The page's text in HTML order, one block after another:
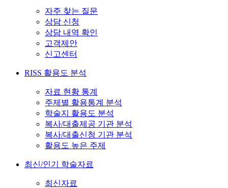
자주 찾는 질문
상담 신청
상담 내역 확인
고객제안
신고센터
RISS 활용도 분석
자료 현황 통계
주제별 활용통계 분석
학술지 활용도 분석
복사/대출제공 기관 분석
복사/대출신청 기관 분석
활용도 높은 주제
최신/인기 학술자료
최신자료